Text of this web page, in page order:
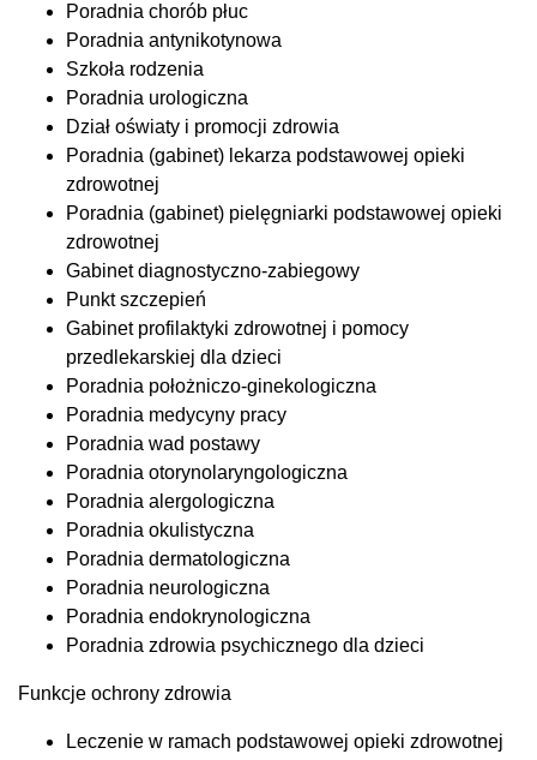
Poradnia chorób płuc
Poradnia antynikotynowa
Szkoła rodzenia
Poradnia urologiczna
Dział oświaty i promocji zdrowia
Poradnia (gabinet) lekarza podstawowej opieki
zdrowotnej
Poradnia (gabinet) pielęgniarki podstawowej opieki
zdrowotnej
Gabinet diagnostyczno-zabiegowy
Punkt szczepień
Gabinet profilaktyki zdrowotnej i pomocy
przedlekarskiej dla dzieci
Poradnia położniczo-ginekologiczna
Poradnia medycyny pracy
Poradnia wad postawy
Poradnia otorynolaryngologiczna
Poradnia alergologiczna
Poradnia okulistyczna
Poradnia dermatologiczna
Poradnia neurologiczna
Poradnia endokrynologiczna
Poradnia zdrowia psychicznego dla dzieci
Funkcje ochrony zdrowia
Leczenie w ramach podstawowej opieki zdrowotnej